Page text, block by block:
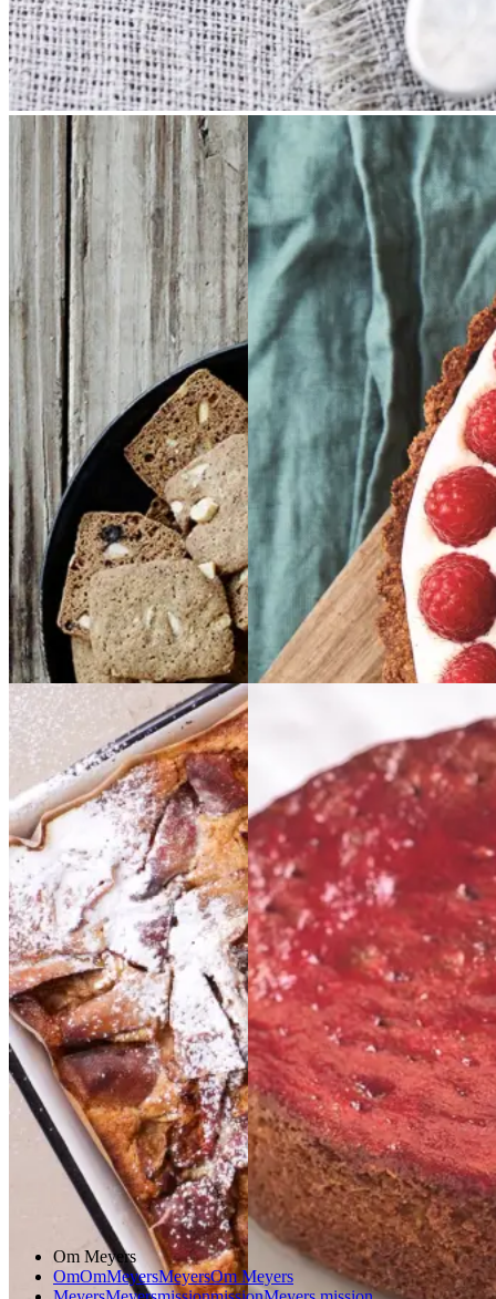
Brunkager
Brunkage
r
Gem opskrift
Glutenfri Glutenfri
bærtærte
bærtærte
medmed bagt
bagt
mandelcreme
mandel
creme
Gem opskrift
Dessert
Glutenfri
ÆblekageÆblekage
Gem opskrift
Dessert
Dansk mad
BygkageBygkage
medmed
ribssirupribssirup
Gem opskrift
Dessert
Dansk mad
Sommermad
Om Meyers
OmOmMeyersMeyersOm Meyers